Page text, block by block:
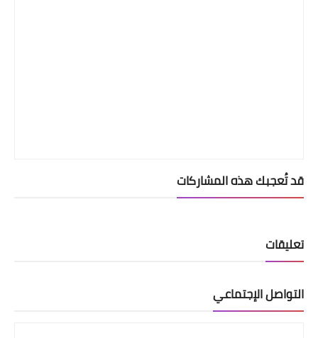
قد تُعجبك هذه المشاركات
تعليقات
التواصل الإجتماعي